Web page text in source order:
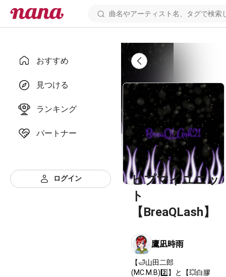
おすすめ
見つける
ランキング
パートナー
ログイン
ヒプマイユニッ
ト
【BreaQLash】
鷹凪時雨
【🛁山田二郎
(MC.M.B)2️⃣】と【💥白膠